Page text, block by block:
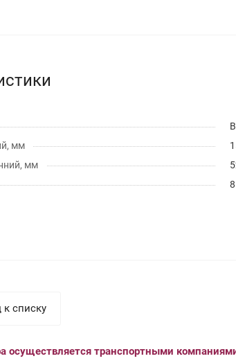
мм
мм
к списку
осуществляется транспортными